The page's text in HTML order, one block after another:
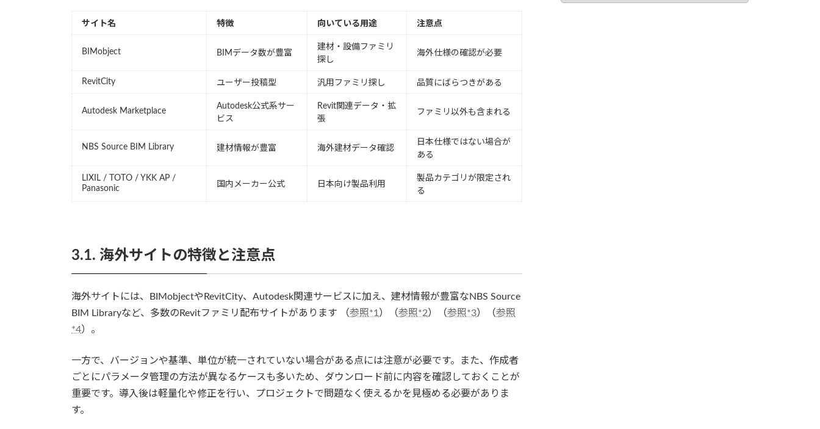
サイト名 特徴 向いている用途 注意点
BIMobject BIMデータ数が豊富
建材・設備ファミリ
探し
海外仕様の確認が必要
RevitCity ユーザー投稿型 汎用ファミリ探し 品質にばらつきがある
Autodesk Marketplace
Autodesk公式系サー
ビス
Revit関連データ・拡
張
ファミリ以外も含まれる
NBS Source BIM Library 建材情報が豊富 海外建材データ確認
日本仕様ではない場合が
ある
LIXIL / TOTO / YKK AP /
Panasonic
国内メーカー公式 日本向け製品利用
製品カテゴリが限定され
る
3.1. 海外サイトの特徴と注意点
海外サイトには、BIMobjectやRevitCity、Autodesk関連サービスに加え、建材情報が豊富なNBS Source
BIM Libraryなど、多数のRevitファミリ配布サイトがあります （参照*1 ）（参照*2）（参照*3）（参照
*4）。
一方で、バージョンや基準、単位が統一されていない場合がある点には注意が必要です。また、作成者
ごとにパラメータ管理の方法が異なるケースも多いため、ダウンロード前に内容を確認しておくことが
重要です。導入後は軽量化や修正を行い、プロジェクトで問題なく使えるかを見極める必要がありま
す。
カ